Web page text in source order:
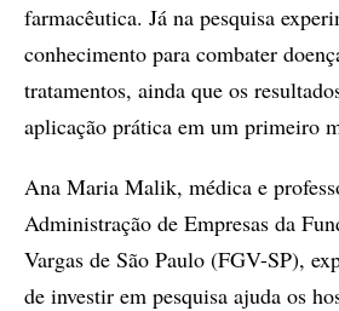
farmacêutica. Já na pesquisa
conhecimento para combater
tratamentos, ainda que os
aplicação prática em um primeiro
Ana Maria Malik, médica e
Administração de Empresas da
Vargas de São Paulo (FGV-SP),
de investir em pesquisa ajuda os